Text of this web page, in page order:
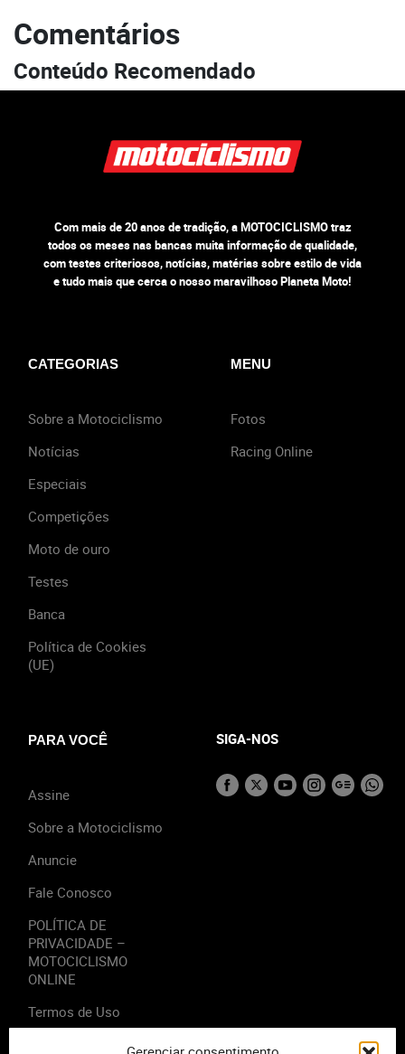
Comentários
Conteúdo Recomendado
Com mais de 20 anos de tradição, a MOTOCICLISMO traz
todos os meses nas bancas muita informação de qualidade,
com testes criteriosos, notícias, matérias sobre estilo de vida
e tudo mais que cerca o nosso maravilhoso Planeta Moto!
CATEGORIAS
Sobre a Motociclismo
Notícias
Especiais
Competições
Moto de ouro
Testes
Banca
Política de Cookies
(UE)
MENU
Fotos
Racing Online
PARA VOCÊ
Assine
Sobre a Motociclismo
Anuncie
Fale Conosco
POLÍTICA DE
PRIVACIDADE –
MOTOCICLISMO
ONLINE
Termos de Uso
SIGA-NOS